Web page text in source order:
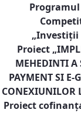
„Investiţii
Proiect „
MEHEDINTI A
PAYMENT SI E-
CONEXIUNILOR
Proiect